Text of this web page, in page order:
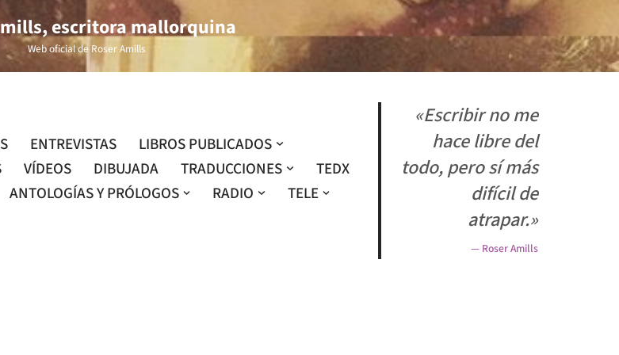
escritora mallorquina
Web oficial de Roser Amills
ENTREVISTAS
LIBROS PUBLICADOS
VÍDEOS DIBUJADA TRADUCCIONES
TEDX
ANTOLOGÍAS Y PRÓLOGOS RADIO
TELE
«Escribir no me
hace libre del
todo, pero sí más
difícil de
atrapar.»
— Roser Amills